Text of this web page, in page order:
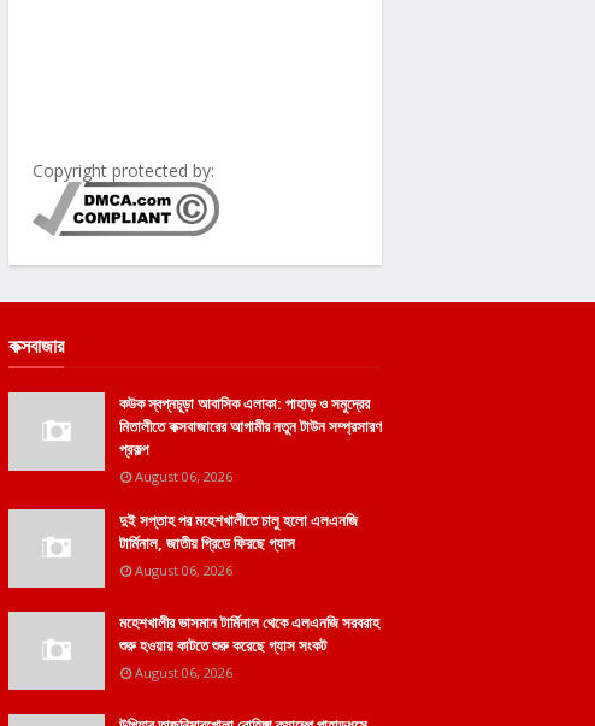
Copyright protected by:
কক্সবাজার
কউক স্বপ্নচূড়া আবাসিক এলাকা: পাহাড় ও সমুদ্রের
মিতালীতে কক্সবাজারের আগামীর নতুন টাউন সম্প্রসারণ
প্রকল্প
August 06, 2026
দুই সপ্তাহ পর মহেশখালীতে চালু হলো এলএনজি
টার্মিনাল, জাতীয় গ্রিডে ফিরছে গ্যাস
August 06, 2026
মহেশখালীর ভাসমান টার্মিনাল থেকে এলএনজি সরবরাহ
শুরু হওয়ায় কাটতে শুরু করেছে গ্যাস সংকট
August 06, 2026